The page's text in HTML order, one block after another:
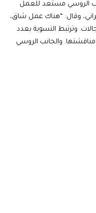
الروسي مستعد للعمل
وقال: “هناك عمل شاق،
وترتبط التسوية بعدد
مناقشتها. والجانب الروسي